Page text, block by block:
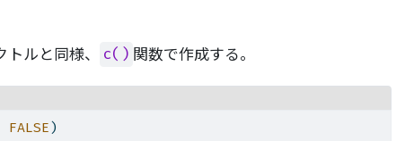
ルと同様、 c() 関数で作成する。
FALSE)